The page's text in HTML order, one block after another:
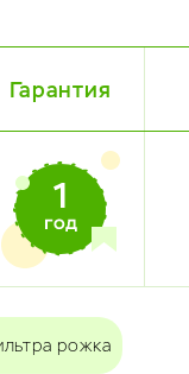
Гарантия
рожка